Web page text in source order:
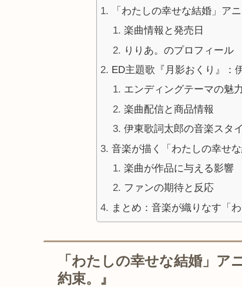
「わたしの幸せな結婚」ア
楽曲情報と発売日
りりあ。のプロフィール
ED主題歌『月影おくり』：
エンディングテーマの魅力
楽曲配信と商品情報
伊東歌詞太郎の音楽スタ
音楽が描く「わたしの幸せ
楽曲が作品に与える影響
ファンの期待と反応
まとめ：音楽が織りなす「
「わたしの幸せな結婚」ア
約束。』